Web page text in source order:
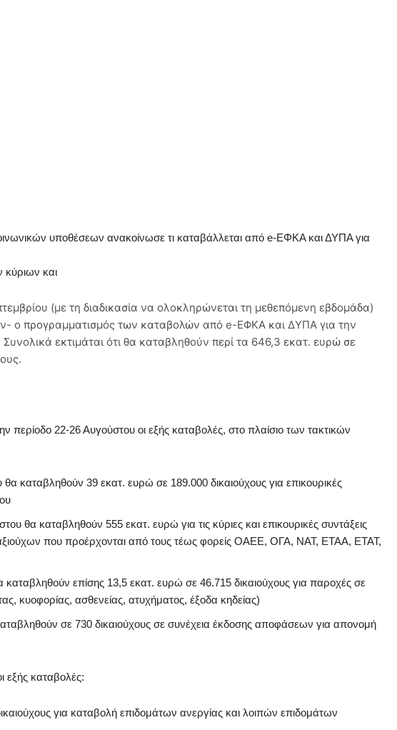
υποθέσεων ανακοίνωσε τι καταβάλλεται από e-ΕΦΚΑ και ΔΥΠΑ για
κύριων και
(με τη διαδικασία να ολοκληρώνεται τη μεθεπόμενη εβδομάδα)
ο προγραμματισμός των καταβολών από e-ΕΦΚΑ και ΔΥΠΑ για την
εκτιμάται ότι θα καταβληθούν περί τα 646,3 εκατ. ευρώ σε
περίοδο 22-26 Αυγούστου οι εξής καταβολές, στο πλαίσιο των τακτικών
καταβληθούν 39 εκατ. ευρώ σε 189.000 δικαιούχους για επικουρικές
θα καταβληθούν 555 εκατ. ευρώ για τις κύριες και επικουρικές συντάξεις
που προέρχονται από τους τέως φορείς ΟΑΕΕ, ΟΓΑ, ΝΑΤ, ΕΤΑΑ, ΕΤΑΤ,
επίσης 13,5 εκατ. ευρώ σε 46.715 δικαιούχους για παροχές σε
κυοφορίας, ασθενείας, ατυχήματος, έξοδα κηδείας)
σε 730 δικαιούχους σε συνέχεια έκδοσης αποφάσεων για απονομή
εξής καταβολές:
για καταβολή επιδομάτων ανεργίας και λοιπών επιδομάτων